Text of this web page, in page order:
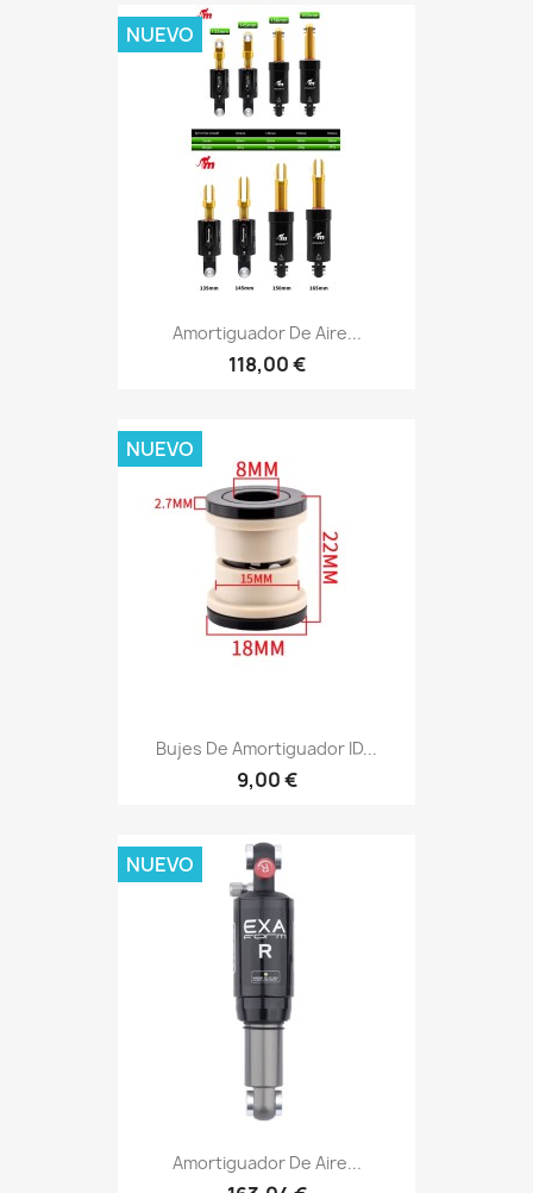
Amortiguador De Aire...
118,00 €
NUEVO
Bujes De Amortiguador ID...
9,00 €
NUEVO
Amortiguador De Aire...
NUEVO